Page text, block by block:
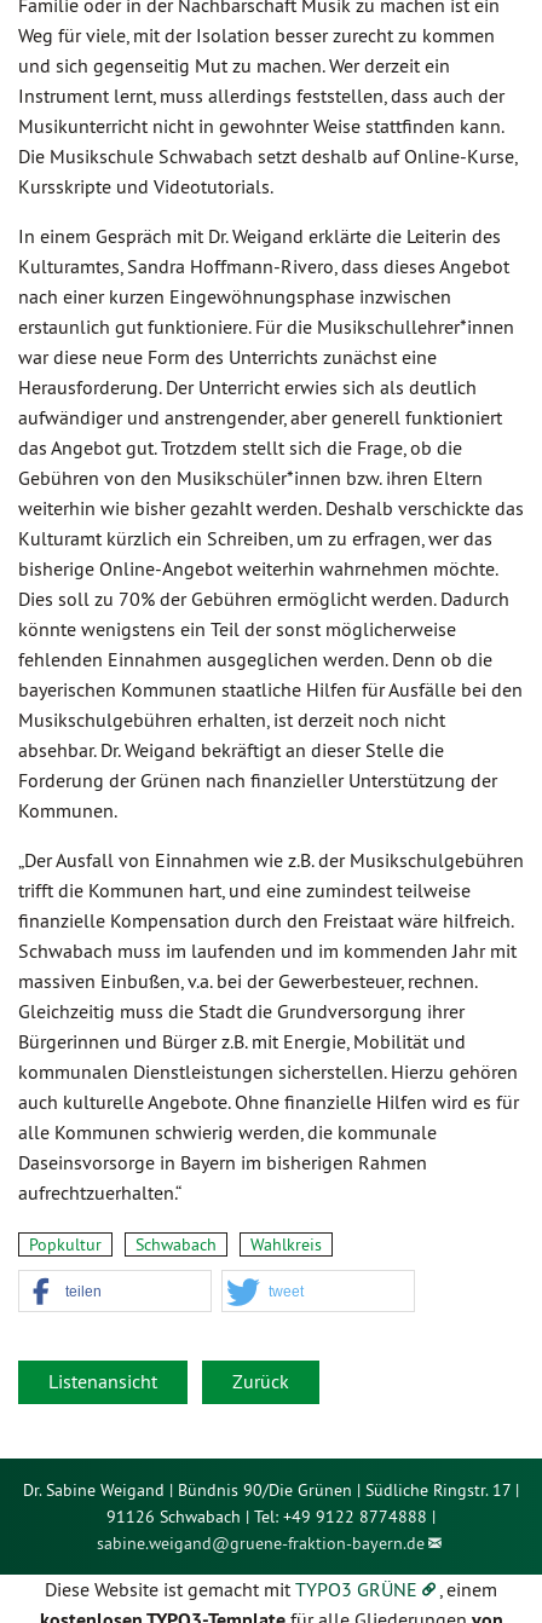
Familie oder in der Nachbarschaft Musik zu machen ist ein
Weg für viele, mit der Isolation besser zurecht zu kommen
und sich gegenseitig Mut zu machen. Wer derzeit ein
Instrument lernt, muss allerdings feststellen, dass auch der
Musikunterricht nicht in gewohnter Weise stattfinden kann.
Die Musikschule Schwabach setzt deshalb auf Online-Kurse,
Kursskripte und Videotutorials.
In einem Gespräch mit Dr. Weigand erklärte die Leiterin des
Kulturamtes, Sandra Hoffmann-Rivero, dass dieses Angebot
nach einer kurzen Eingewöhnungsphase inzwischen
erstaunlich gut funktioniere. Für die Musikschullehrer*innen
war diese neue Form des Unterrichts zunächst eine
Herausforderung. Der Unterricht erwies sich als deutlich
aufwändiger und anstrengender, aber generell funktioniert
das Angebot gut. Trotzdem stellt sich die Frage, ob die
Gebühren von den Musikschüler*innen bzw. ihren Eltern
weiterhin wie bisher gezahlt werden. Deshalb verschickte das
Kulturamt kürzlich ein Schreiben, um zu erfragen, wer das
bisherige Online-Angebot weiterhin wahrnehmen möchte.
Dies soll zu 70% der Gebühren ermöglicht werden. Dadurch
könnte wenigstens ein Teil der sonst möglicherweise
fehlenden Einnahmen ausgeglichen werden. Denn ob die
bayerischen Kommunen staatliche Hilfen für Ausfälle bei den
Musikschulgebühren erhalten, ist derzeit noch nicht
absehbar. Dr. Weigand bekräftigt an dieser Stelle die
Forderung der Grünen nach finanzieller Unterstützung der
Kommunen.
„Der Ausfall von Einnahmen wie z.B. der Musikschulgebühren
trifft die Kommunen hart, und eine zumindest teilweise
finanzielle Kompensation durch den Freistaat wäre hilfreich.
Schwabach muss im laufenden und im kommenden Jahr mit
massiven Einbußen, v.a. bei der Gewerbesteuer, rechnen.
Gleichzeitig muss die Stadt die Grundversorgung ihrer
Bürgerinnen und Bürger z.B. mit Energie, Mobilität und
kommunalen Dienstleistungen sicherstellen. Hierzu gehören
auch kulturelle Angebote. Ohne finanzielle Hilfen wird es für
alle Kommunen schwierig werden, die kommunale
Daseinsvorsorge in Bayern im bisherigen Rahmen
aufrechtzuerhalten.“
Popkultur Schwabach Wahlkreis
teilen tweet
Listenansicht Zurück
Dr. Sabine Weigand | Bündnis 90/Die Grünen | Südliche Ringstr. 17 |
91126 Schwabach | Tel: +49 9122 8774888 |
sabine.weigand@gruene-fraktion-bayern.de
Diese Website ist gemacht mitTYPO3 GRÜNE , einem